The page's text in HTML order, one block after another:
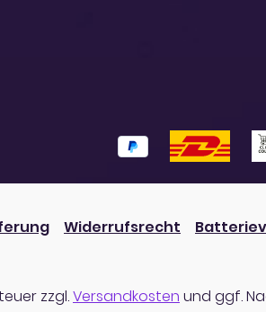
Widerrufsrecht
zzgl.Versandkosten und ggf.